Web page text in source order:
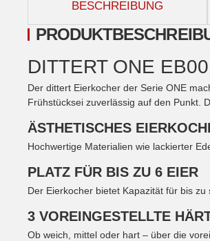
BESCHREIBUNG
DITTERT ONE
Der dittert Eierkocher der Serie ONE
Frühstücksei zuverlässig auf den Punkt.
ÄSTHETISCHES
Hochwertige Materialien wie lackierter
PLATZ FÜR BIS ZU 6 EIER
Der Eierkocher bietet Kapazität für bis
3 VOREINGESTELLTE
Ob weich, mittel oder hart – über die